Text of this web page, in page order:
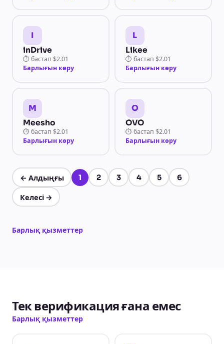
I
inDrive
⏱ бастап $2.01
Барлығын көру
L
Likee
⏱ бастап $2.01
Барлығын көру
M
Meesho
⏱ бастап $2.01
Барлығын көру
O
OVO
⏱ бастап $2.01
Барлығын көру
← Алдыңғы 1 2 3 4 5 6
Келесі→
1-бет, барлығы 6
Барлық қызметтер
Тек верификация ғана емес
Барлық қызметтер